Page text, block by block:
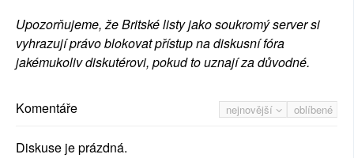
Upozorňujeme, že Britské listy jako soukromý server si
vyhrazují právo blokovat přístup na diskusní fóra
jakémukoliv diskutérovi, pokud to uznají za důvodné.
nejnovější oblíbené
Komentáře
Diskuse je prázdná.